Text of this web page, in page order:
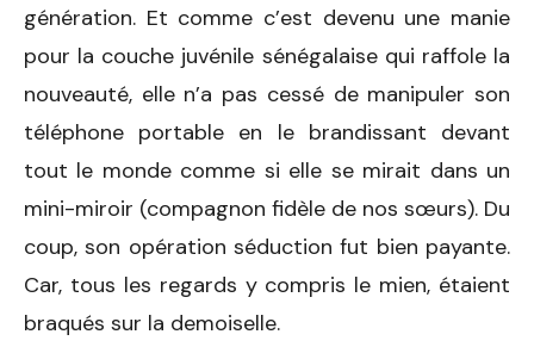
génération. Et comme c’est devenu une manie
pour la couche juvénile sénégalaise qui raffole la
nouveauté, elle n’a pas cessé de manipuler son
téléphone portable en le brandissant devant
tout le monde comme si elle se mirait dans un
mini-miroir (compagnon fidèle de nos sœurs). Du
coup, son opération séduction fut bien payante.
Car, tous les regards y compris le mien, étaient
braqués sur la demoiselle.